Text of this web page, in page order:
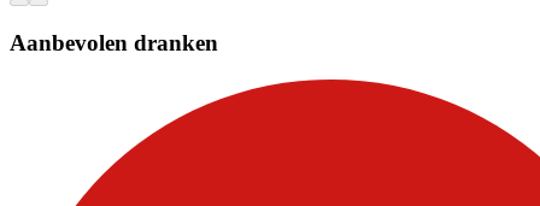
Aanbevolen dranken